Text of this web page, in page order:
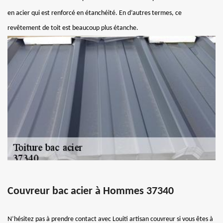
en acier qui est renforcé en étanchéité. En d’autres termes, ce
revêtement de toit est beaucoup plus étanche.
Couvreur bac acier à Hommes 37340
N’hésitez pas à prendre contact avec Louiti artisan couvreur si vous êtes à